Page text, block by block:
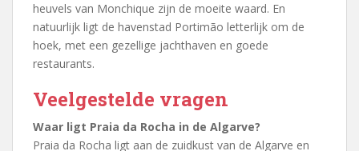
heuvels van Monchique zijn de moeite waard. En
natuurlijk ligt de havenstad Portimão letterlijk om de
hoek, met een gezellige jachthaven en goede
restaurants.
Veelgestelde vragen
Waar ligt Praia da Rocha in de Algarve?
Praia da Rocha ligt aan de zuidkust van de Algarve en